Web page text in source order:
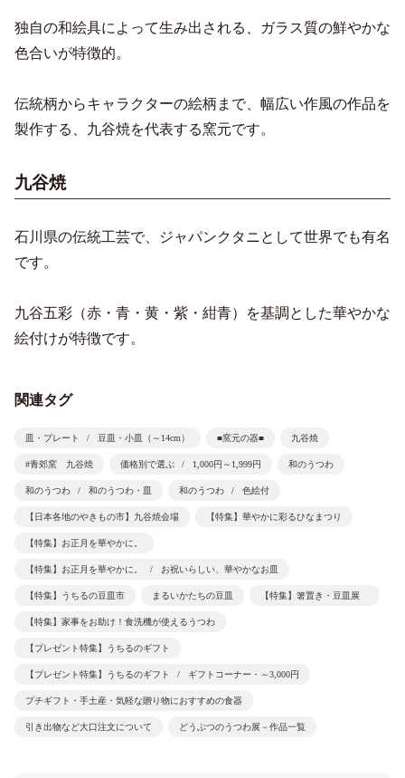
独自の和絵具によって生み出される、ガラス質の鮮やかな
色合いが特徴的。
伝統柄からキャラクターの絵柄まで、幅広い作風の作品を
製作する、九谷焼を代表する窯元です。
九谷焼
石川県の伝統工芸で、ジャパンクタニとして世界でも有名
です。
九谷五彩（赤・青・黄・紫・紺青）を基調とした華やかな
絵付けが特徴です。
関連タグ
皿・プレート 豆皿・小皿（～14cm） ■窯元の器■ 九谷焼
#青郊窯 九谷焼 価格別で選ぶ 1,000円～1,999円 和のうつわ
和のうつわ 和のうつわ・皿 和のうつわ 色絵付
【日本各地のやきもの市】九谷焼会場 【特集】華やかに彩るひなまつり
【特集】お正月を華やかに。
【特集】お正月を華やかに。 お祝いらしい、華やかなお皿
【特集】うちるの豆皿市 まるいかたちの豆皿 【特集】箸置き・豆皿展
【特集】家事をお助け！食洗機が使えるうつわ
【プレゼント特集】うちるのギフト
【プレゼント特集】うちるのギフト ギフトコーナー・～3,000円
プチギフト・手土産・気軽な贈り物におすすめの食器
引き出物など大口注文について どうぶつのうつわ展－作品一覧